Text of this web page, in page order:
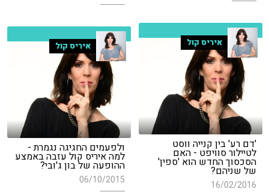
איריס קול
'דם רע' בין קנייה ווסט
לטיילור סוויפט - האם
הסכסוך החדש הוא 'ספין'
של שניהם?
16/02/2016
איריס קול
ולפעמים החגיגה נגמרת -
למה איריס קול עזבה באמצע
ההופעה של בון ג'ובי?
06/10/2015